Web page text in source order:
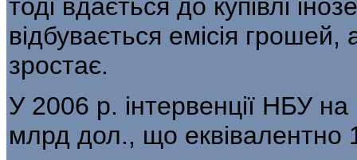
тоді вдається до купівлі
відбувається емісія
зростає.
У 2006 р. інтервенції НБУ
млрд дол., що еквівалентно